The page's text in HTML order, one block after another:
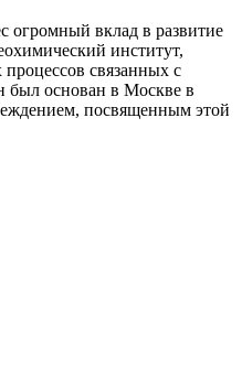
огромный вклад в развитие
институт,
связанных с
был основан в Москве в
посвященным этой